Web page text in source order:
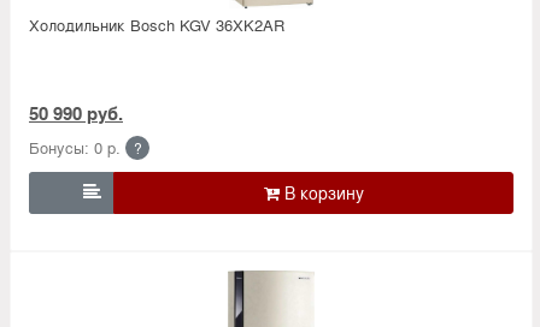
Холодильник Bosсh KGV 36XK2AR
50 990 руб.
Бонусы: 0 р. ?
